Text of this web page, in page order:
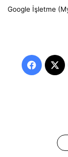
Google İşletme
X